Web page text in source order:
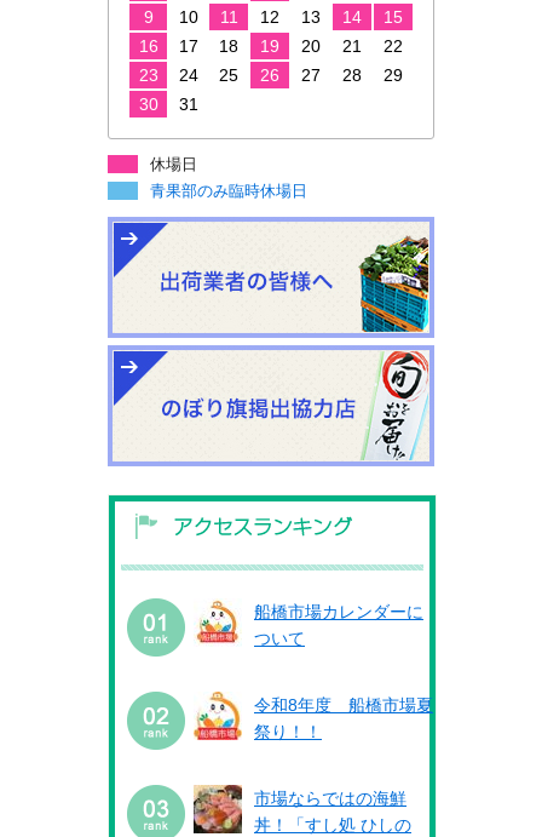
9
10 11 12 13 14
15
16
17 18 19 20 21
22
23
24 25 26 27 28
29
30
31
休場日
青果部のみ臨時休場日
船橋市場カレンダーに
ついて
令和8年度 船橋市場夏
祭り！！
市場ならではの海鮮
丼！「すし処 ひしの